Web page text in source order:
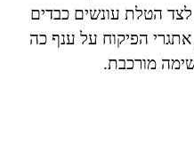
הטלת עונשים כבדים
הפיקוח על ענף כה
מורכבת.